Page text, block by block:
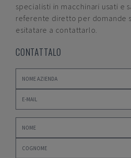
specialisti in macchinari usati e
referente diretto per domande
esitatare a contattarlo.
CONTATTALO